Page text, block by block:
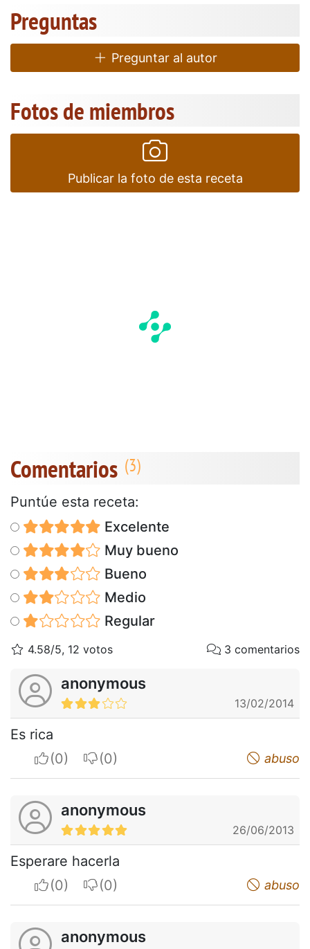
Preguntas
Preguntar al autor
Fotos de miembros
Publicar la foto de esta receta
Comentarios
Puntúe esta receta:
Excelente
Muy bueno
Bueno
Medio
Regular
4.58/5, 12 votos 3 comentarios
anonymous
13/02/2014
Es rica
I apreciateI do not appreciate abuso
anonymous
26/06/2013
Esperare hacerla
I apreciateI do not appreciate abuso
anonymous